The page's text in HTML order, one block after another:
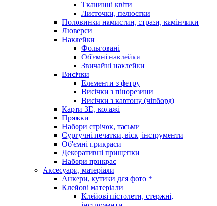
Тканинні квіти
Листочки, пелюстки
Половинки намистин, стрази, камінчики
Люверси
Наклейки
Фольговані
Об'ємні наклейки
Звичайні наклейки
Висічки
Елементи з фетру
Висічки з пінорезини
Висічки з картону (чіпборд)
Карти 3D, колажі
Пряжки
Набори стрічок, тасьми
Сургучні печатки, віск, інструменти
Об'ємні прикраси
Декоративні прищепки
Набори прикрас
Аксесуари, матеріали
Анкери, кутики для фото *
Клейові матеріали
Клейові пістолети, стержні,